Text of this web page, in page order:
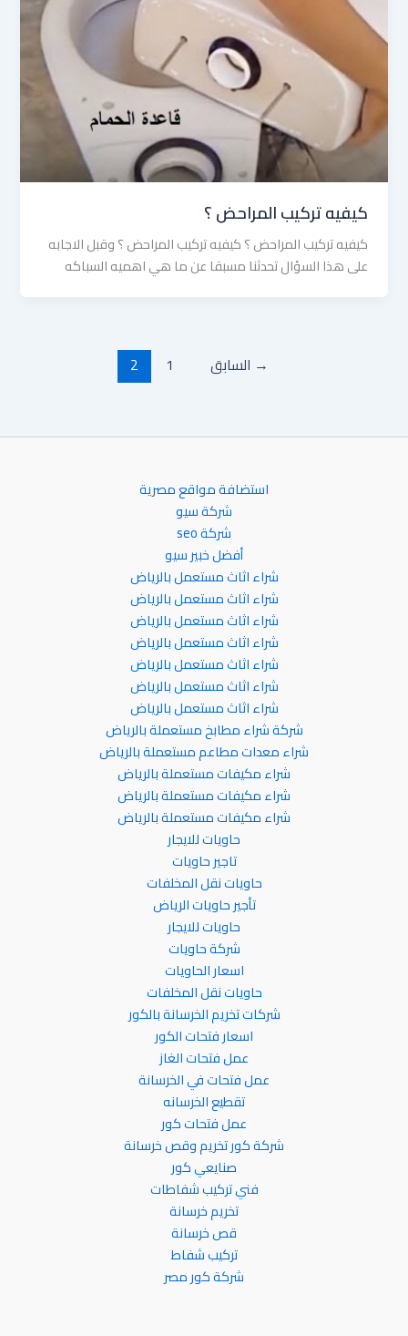
كيفيه تركيب المراحض ؟
كيفيه تركيب المراحض ؟ كيفيه تركيب المراحض ؟ وقبل الاجابه
على هذا السؤال تحدثنا مسبقا عن ما هي اهميه السباكه
→ السابق 1
2
استضافة مواقع مصرية
شركة سيو
شركة seo
أفضل خبير سيو
شراء اثاث مستعمل بالرياض
شراء اثاث مستعمل بالرياض
شراء اثاث مستعمل بالرياض
شراء اثاث مستعمل بالرياض
شراء اثاث مستعمل بالرياض
شراء اثاث مستعمل بالرياض
شراء اثاث مستعمل بالرياض
شركة شراء مطابخ مستعملة بالرياض
شراء معدات مطاعم مستعملة بالرياض
شراء مكيفات مستعملة بالرياض
شراء مكيفات مستعملة بالرياض
شراء مكيفات مستعملة بالرياض
حاويات للايجار
تاجير حاويات
حاويات نقل المخلفات
تأجير حاويات الرياض
حاويات للايجار
شركة حاويات
اسعار الحاويات
حاويات نقل المخلفات
شركات تخريم الخرسانة بالكور
اسعار فتحات الكور
عمل فتحات الغاز
عمل فتحات في الخرسانة
تقطيع الخرسانه
عمل فتحات كور
شركة كور تخريم وقص خرسانة
صنايعي كور
فني تركيب شفاطات
تخريم خرسانة
قص خرسانة
تركيب شفاط
شركة كور مصر